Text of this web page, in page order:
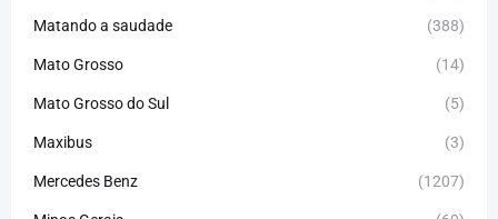
Matando a saudade (388)
Mato Grosso (14)
Mato Grosso do Sul (5)
Maxibus (3)
Mercedes Benz (1207)